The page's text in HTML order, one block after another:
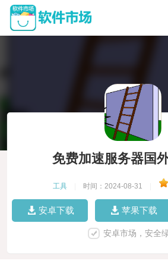
免费加速服务器国
工具 时间：2024-08-31
安卓下载 苹果下载
安卓市场，安全